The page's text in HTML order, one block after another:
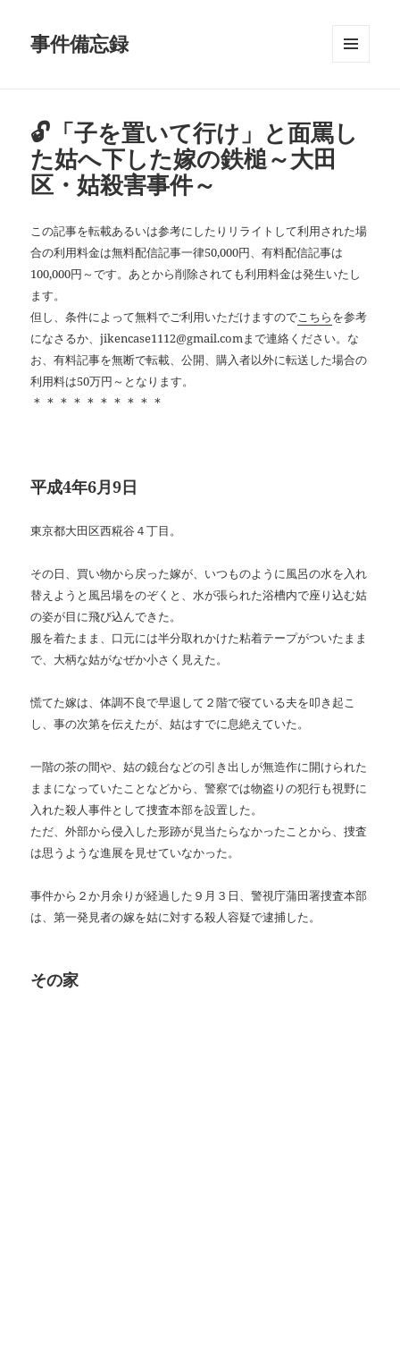
事件備忘録
🔓「子を置いて行け」と面罵し
た姑へ下した嫁の鉄槌～大田
区・姑殺害事件～
この記事を転載あるいは参考にしたりリライトして利用された場
合の利用料金は無料配信記事一律50,000円、有料配信記事は
100,000円～です。あとから削除されても利用料金は発生いたし
ます。
但し、条件によって無料でご利用いただけますのでこちらを参考
になさるか、jikencase1112@gmail.comまで連絡ください。な
お、有料記事を無断で転載、公開、購入者以外に転送した場合の
利用料は50万円～となります。
＊＊＊＊＊＊＊＊＊＊
平成4年6月9日
東京都大田区西糀谷４丁目。
その日、買い物から戻った嫁が、いつものように風呂の水を入れ
替えようと風呂場をのぞくと、水が張られた浴槽内で座り込む姑
の姿が目に飛び込んできた。
服を着たまま、 口元には半分取れかけた粘着テープがついたまま
で、 大柄な姑がなぜか小さく見えた。
慌てた嫁は、体調不良で早退して２階で寝ている夫を叩き起こ
し、事の次第を伝えたが、姑はすでに息絶えていた。
一階の茶の間や、姑の鏡台などの引き出しが無造作に開けられた
ままになっていたことなどから、警察では物盗りの犯行も視野に
入れた殺人事件として捜査本部を設置した。
ただ、外部から侵入した形跡が見当たらなかったことから、捜査
は思うような進展を見せていなかった。
事件から２か月余りが経過した９月３日、警視庁蒲田署捜査本部
は、第一発見者の嫁を姑に対する殺人容疑で逮捕した。
その家